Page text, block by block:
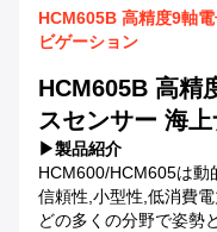
HCM605B 高精度9軸
ビゲーション
HCM605B 高精
スセンサー 海
▶製品紹介
HCM600/HCM605は動
信頼性,小型性,低消費
どの多くの分野で姿勢